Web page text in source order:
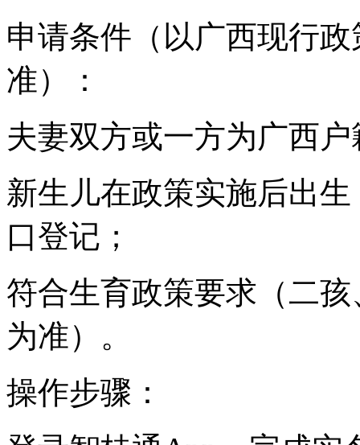
申请条件（以广西现行
准）：
夫妻双方或一方为广西户
新生儿在政策实施后出
口登记；
符合生育政策要求（二
为准）。
操作步骤：